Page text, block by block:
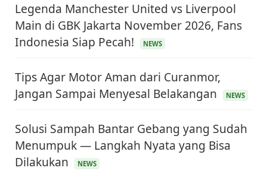
Legenda Manchester United vs Liverpool
Main di GBK Jakarta November 2026, Fans
Indonesia Siap Pecah!
NEWS
Tips Agar Motor Aman dari Curanmor,
Jangan Sampai Menyesal Belakangan
NEWS
Solusi Sampah Bantar Gebang yang Sudah
Menumpuk — Langkah Nyata yang Bisa
Dilakukan
NEWS